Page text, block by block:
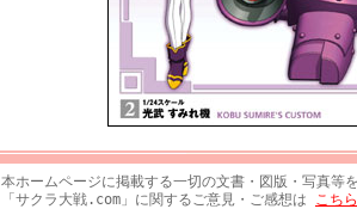
本ホームページに掲載する一切の文書・図版・写真等
「サクラ大戦.com」に関するご意見・ご感想は こちら